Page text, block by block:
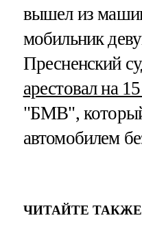
вышел из
мобильник
Пресненский
арестовал на
"БМВ",
автомобилем
ЧИТАЙТЕ ТАКЖЕ